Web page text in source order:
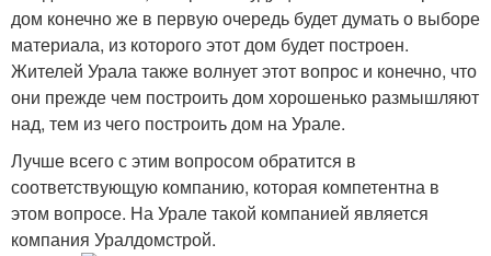
дом конечно же в первую очередь будет думать о выборе
материала, из которого этот дом будет построен.
Жителей Урала также волнует этот вопрос и конечно, что
они прежде чем построить дом хорошенько размышляют
над, тем из чего построить дом на Урале.
Лучше всего с этим вопросом обратится в
соответствующую компанию, которая компетентна в
этом вопросе. На Урале такой компанией является
компания Уралдомстрой.